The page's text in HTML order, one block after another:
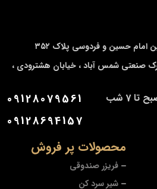
محصولات پر فروش
فریزر صندوقی
شیر سرد کن
امام حسین و فردوسی پلاک ۳۵۲
صنعتی شمس آباد ، خیابان هشترودی ،
09128079561
09128694157